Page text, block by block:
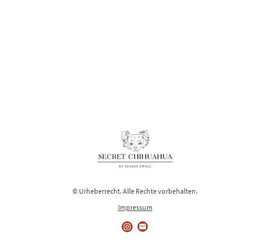
© Urheberrecht. Alle Rechte vorbehalten.
Impressum